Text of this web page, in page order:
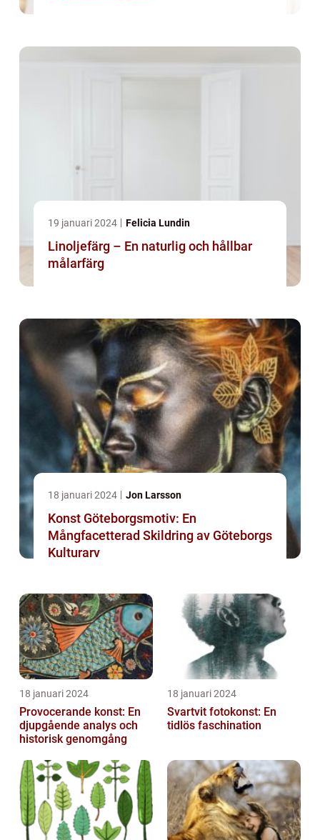
19 januari 2024 Felicia Lundin
Linoljefärg – En naturlig och hållbar
målarfärg
18 januari 2024 Jon Larsson
Konst Göteborgsmotiv: En
Mångfacetterad Skildring av Göteborgs
Kulturarv
18 januari 2024
Provocerande konst: En
djupgående analys och
historisk genomgång
18 januari 2024
Svartvit fotokonst: En
tidlös faschination